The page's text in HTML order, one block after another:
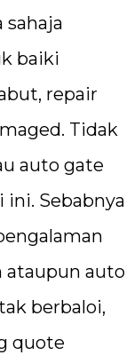
sahaja
baiki
repair
Tidak
auto gate
Sebabnya
ataupun auto
berbaloi,
quote